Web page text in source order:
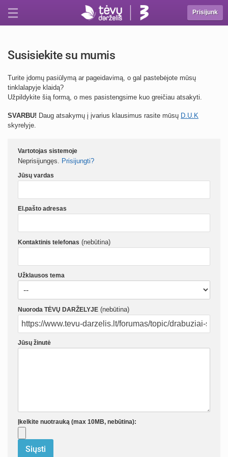
Prisijunk
Susisiekite su mumis
Turite įdomų pasiūlymą ar pageidavimą, o gal pastebėjote mūsų
tinklalapyje klaidą?
Užpildykite šią formą, o mes pasistengsime kuo greičiau atsakyti.
SVARBU! Daug atsakymų į įvarius klausimus rasite mūsų D.U.K
skyrelyje.
Vartotojas sistemoje
Neprisijungęs. Prisijungti?
Jūsų vardas
El.pašto adresas
Kontaktinis telefonas (nebūtina)
Užklausos tema
Nuoroda TĖVŲ DARŽELYJE (nebūtina)
Jūsų žinutė
Įkelkite nuotrauką (max 10MB, nebūtina):